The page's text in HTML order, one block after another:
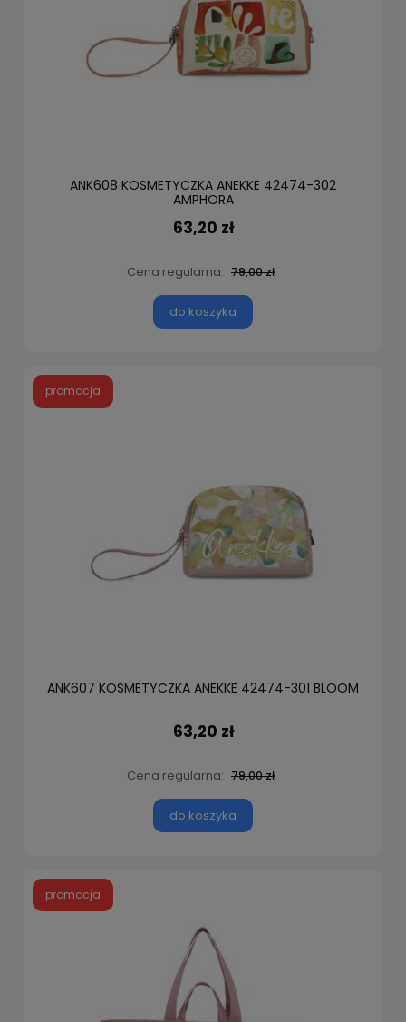
ANK608 KOSMETYCZKA ANEKKE 42474-302
AMPHORA
63,20 zł
Cena regularna: 79,00 zł
do koszyka
ANK607 KOSMETYCZKA ANEKKE 42474-301 BLOOM
63,20 zł
Cena regularna: 79,00 zł
do koszyka
promocja
promocja